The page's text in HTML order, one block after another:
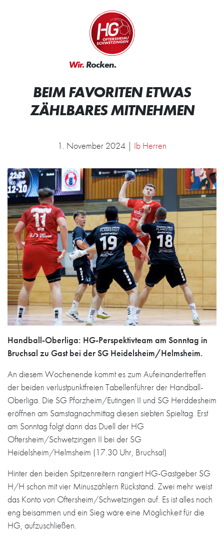
Zur Startseite
Wir.Rocken.
BEIM FAVORITEN ETWAS
ZÄHLBARES MITNEHMEN
1. November 2024 | Ib Herren
Handball-Oberliga: HG-Perspektivteam am Sonntag in
Bruchsal zu Gast bei der SG Heidelsheim/Helmsheim.
An diesem Wochenende kommt es zum Aufeinandertreffen
der beiden verlustpunktfreien Tabellenführer der Handball-
Oberliga. Die SG Pforzheim/Eutingen II und SG Herddesheim
eröffnen am Samstagnachmittag diesen siebten Spieltag. Erst
am Sonntag folgt dann das Duell der HG
Oftersheim/Schwetzingen II bei der SG
Heidelsheim/Helmsheim (17.30 Uhr, Bruchsal)
Hinter den beiden Spitzenreitern rangiert HG-Gastgeber SG
H/H schon mit vier Minuszählern Rückstand. Zwei mehr weist
das Konto von Oftersheim/Schwetzingen auf. Es ist alles noch
eng beisammen und ein Sieg wäre eine Möglichkeit für die
HG, aufzuschließen.